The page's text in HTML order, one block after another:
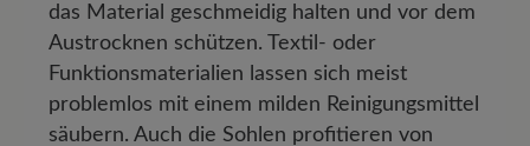
das Material geschmeidig halten und vor dem
Austrocknen schützen. Textil- oder
Funktionsmaterialien lassen sich meist
problemlos mit einem milden Reinigungsmittel
säubern. Auch die Sohlen profitieren von